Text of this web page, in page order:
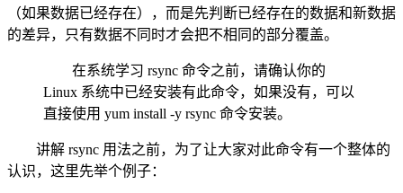
（如果数据已经存在），而是先判断已经存在的数据和新数据
的差异，只有数据不同时才会把不相同的部分覆盖。
在系统学习 rsync 命令之前，请确认你的
Linux 系统中已经安装有此命令，如果没有，可以
直接使用 yum install -y rsync 命令安装。
讲解 rsync 用法之前，为了让大家对此命令有一个整体的
认识，这里先举个例子：